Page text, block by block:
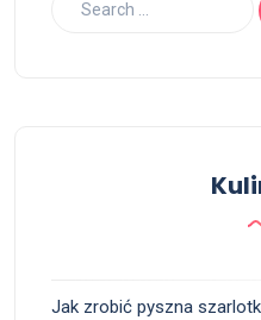
Jak zrobić pyszna